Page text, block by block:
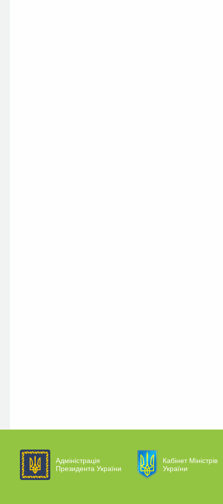
Адміністрація
Президента України
Кабінет Міністрів
України